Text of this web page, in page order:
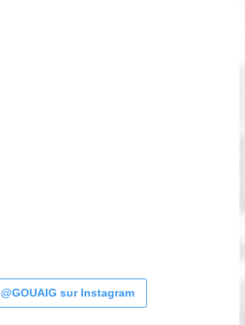
@GOUAIG sur Instagram